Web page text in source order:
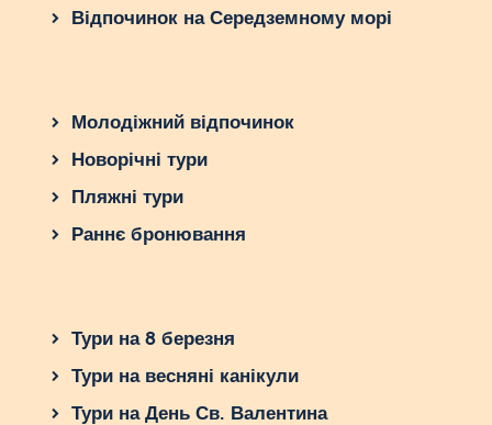
Відпочинок на Середземному морі
Молодіжний відпочинок
Новорічні тури
Пляжні тури
Раннє бронювання
Тури на 8 березня
Тури на весняні канікули
Тури на День Св. Валентина